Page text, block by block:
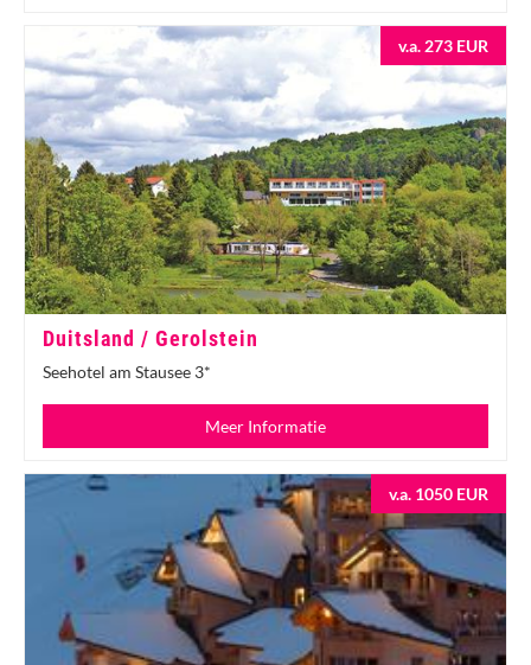
v.a. 273 EUR
Duitsland / Gerolstein
Seehotel am Stausee 3*
Meer Informatie
v.a. 1050 EUR